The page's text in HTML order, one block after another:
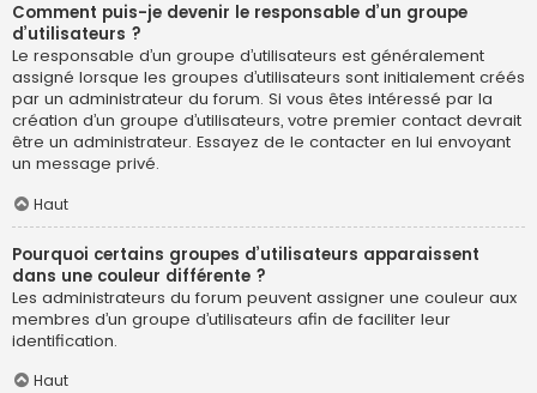
Comment puis-je devenir le responsable d’un groupe
d’utilisateurs ?
Le responsable d’un groupe d’utilisateurs est généralement
assigné lorsque les groupes d’utilisateurs sont initialement créés
par un administrateur du forum. Si vous êtes intéressé par la
création d’un groupe d’utilisateurs, votre premier contact devrait
être un administrateur. Essayez de le contacter en lui envoyant
un message privé.
Haut
Pourquoi certains groupes d’utilisateurs apparaissent
dans une couleur différente ?
Les administrateurs du forum peuvent assigner une couleur aux
membres d’un groupe d’utilisateurs afin de faciliter leur
identification.
Haut